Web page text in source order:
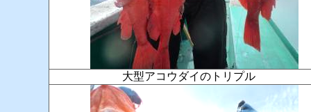
大型アコウダイのトリプル